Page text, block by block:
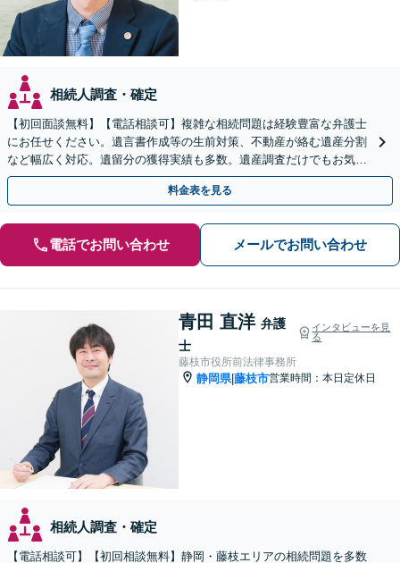
相続人調査・確定
【初回面談無料】【電話相談可】複雑な相続問題は経験豊富な弁護士
にお任せください。遺言書作成等の生前対策、不動産が絡む遺産分割
など幅広く対応。遺留分の獲得実績も多数。遺産調査だけでもお気軽
に【夜間・休日相談可】【藤枝駅1分】
料金表を見る
電話でお問い合わせ メールでお問い合わせ
青田 直洋 弁護
士
インタビューを見
る
藤枝市役所前法律事務所
静岡県|藤枝市営業時間：本日定休日
相続人調査・確定
【電話相談可】【初回相談無料】静岡・藤枝エリアの相続問題を多数